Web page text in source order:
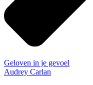
Geloven in je gevoel
Audrey Carlan